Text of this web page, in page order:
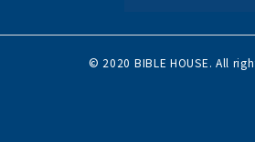
© 2020 BIBLE HOUSE. All